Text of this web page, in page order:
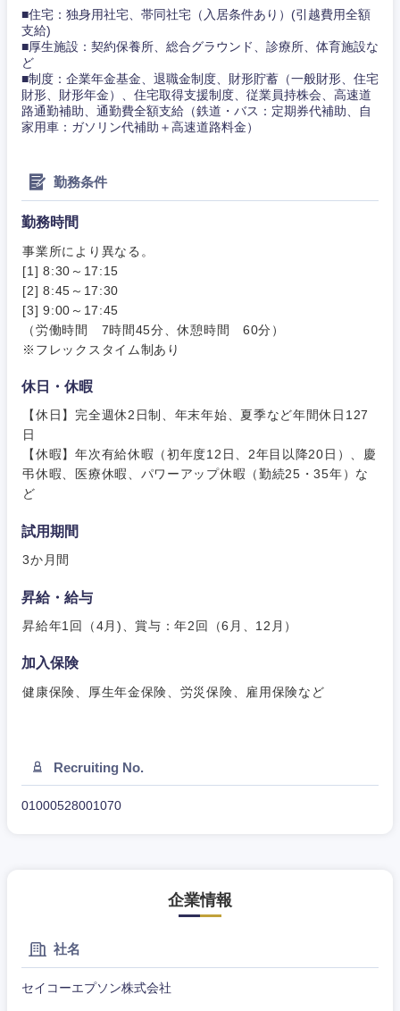
■住宅：独身用社宅、帯同社宅（入居条件あり）(引越費用全額
支給)
■厚生施設：契約保養所、総合グラウンド、診療所、体育施設な
ど
■制度：企業年金基金、退職金制度、財形貯蓄（一般財形、住宅
財形、財形年金）、住宅取得支援制度、従業員持株会、高速道
路通勤補助、通勤費全額支給（鉄道・バス：定期券代補助、自
家用車：ガソリン代補助＋高速道路料金）
勤務条件
勤務時間
事業所により異なる。
[1] 8:30～17:15
[2] 8:45～17:30
[3] 9:00～17:45
（労働時間 7時間45分、休憩時間 60分）
※フレックスタイム制あり
休日・休暇
【休日】完全週休2日制、年末年始、夏季など年間休日127
日
【休暇】年次有給休暇（初年度12日、2年目以降20日）、慶
弔休暇、医療休暇、パワーアップ休暇（勤続25・35年）な
ど
試用期間
3か月間
昇給・給与
昇給年1回（4月)、賞与：年2回（6月、12月）
加入保険
健康保険、厚生年金保険、労災保険、雇用保険など
Recruiting No.
01000528001070
企業情報
社名
セイコーエプソン株式会社
（モノづ
くり）
金融専門
職
メディカ
不動産専
建設・施
工管理
事務職
その他
広告・宣伝・印刷
マスメディア
エンターテイメント
法律・特許事務所・監査法人
サービス
その他
茨城県 栃木県
群馬県 埼玉県
千葉県
神奈川県